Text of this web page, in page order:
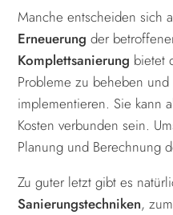
Manche entscheiden sich
Erneuerung der
Komplettsanierung bietet
Probleme zu beheben
implementieren. Sie kann
Kosten verbunden sein.
Planung und Berechnung
Zu guter letzt gibt es
Sanierungstechniken,